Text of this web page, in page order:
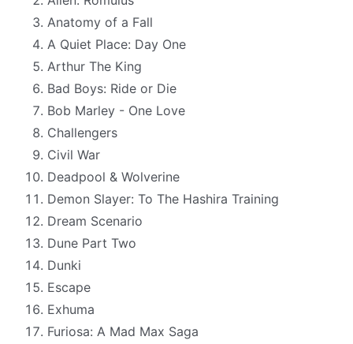
Anatomy of a Fall
A Quiet Place: Day One
Arthur The King
Bad Boys: Ride or Die
Bob Marley - One Love
Challengers
Civil War
Deadpool & Wolverine
Demon Slayer: To The Hashira Training
Dream Scenario
Dune Part Two
Dunki
Escape
Exhuma
Furiosa: A Mad Max Saga